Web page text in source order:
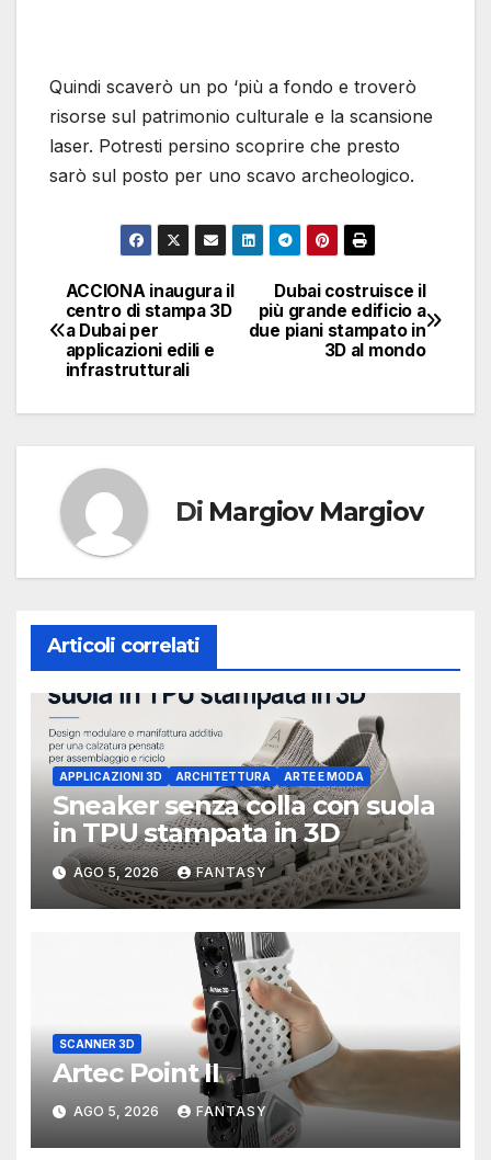
Quindi scaverò un po ‘più a fondo e troverò
risorse sul patrimonio culturale e la scansione
laser. Potresti persino scoprire che presto
sarò sul posto per uno scavo archeologico.
Navigazione
articoli
Dubai costruisce il
più grande edificio a
due piani stampato in
3D al mondo
ACCIONA inaugura il
centro di stampa 3D
a Dubai per
applicazioni edili e
infrastrutturali
Di Margiov Margiov
Articoli correlati
APPLICAZIONI 3D ARCHITETTURA ARTE E MODA
Sneaker senza colla con suola
in TPU stampata in 3D
AGO 5, 2026 FANTASY
SCANNER 3D
Artec Point II
AGO 5, 2026 FANTASY